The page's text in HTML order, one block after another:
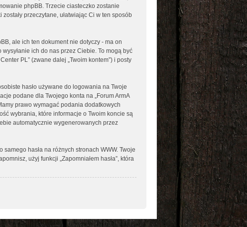
phpBB. Trzecie ciasteczko zostanie
przeczytane, ułatwiając Ci w ten sposób
ale ich ten dokument nie dotyczy - ma on
ich do nas przez Ciebie. To mogą być
PL” (zwane dalej „Twoim kontem”) i posty
hasło używane do logowania na Twoje
podane dla Twojego konta na „Forum ArmA
prawo wymagać podania dodatkowych
wybrania, które informacje o Twoim koncie są
automatycznie wygenerowanych przez
hasła na różnych stronach WWW. Twoje
użyj funkcji „Zapomniałem hasła”, która